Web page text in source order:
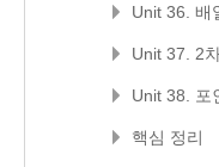
Unit 36. 배
Unit 37. 2
Unit 38. 포
핵심 정리